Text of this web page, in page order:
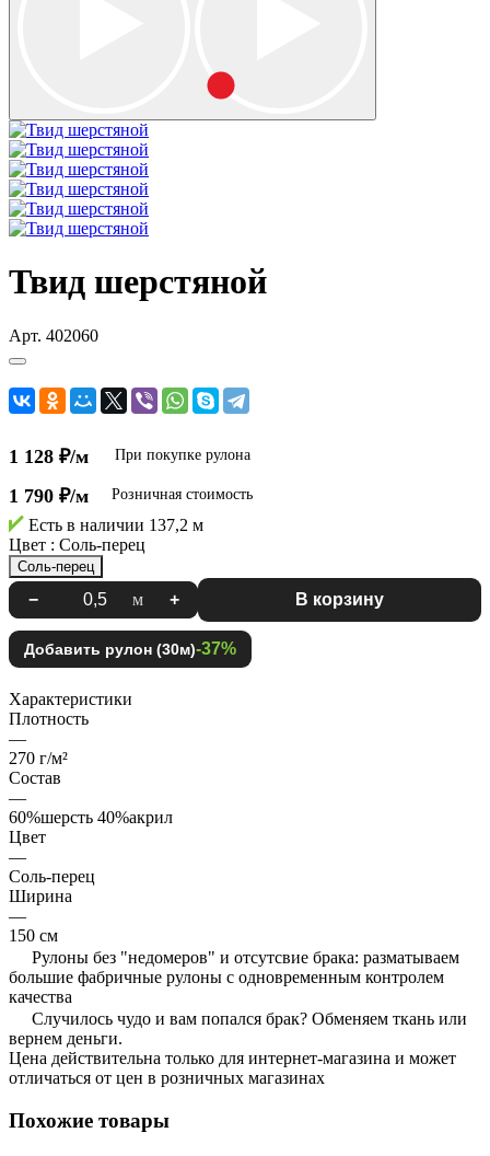
Твид шерстяной
Арт. 402060
1 128 ₽/м При покупке рулона
1 790 ₽/м Розничная стоимость
Есть в наличии 137,2 м
Цвет : Соль-перец
Соль-перец
− м + В корзину
Добавить рулон (30м)-37%
Характеристики
Плотность
—
270 г/м²
Состав
—
60%шерсть 40%акрил
Цвет
—
Соль-перец
Ширина
—
150 см
Рулоны без "недомеров" и отсутсвие брака: разматываем
большие фабричные рулоны с одновременным контролем
качества
Случилось чудо и вам попался брак? Обменяем ткань или
вернем деньги.
Цена действительна только для интернет-магазина и может
отличаться от цен в розничных магазинах
Похожие товары